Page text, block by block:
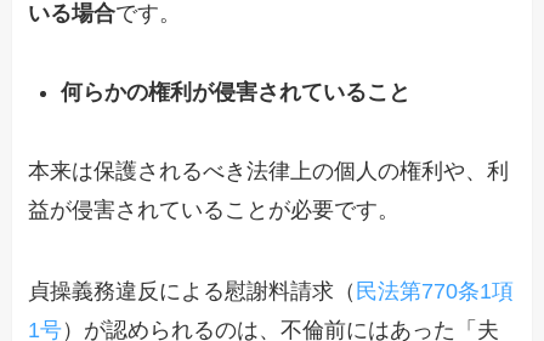
いる場合です。
何らかの権利が侵害されていること
本来は保護されるべき法律上の個人の権利や、利
益が侵害されていることが必要です。
貞操義務違反による慰謝料請求（ 民法第770条1項
1号）が認められるのは、不倫前にはあった「夫